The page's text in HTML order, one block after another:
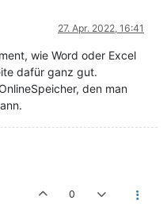
27. Apr. 2022, 16:41
wie Word oder Excel
dafür ganz gut.
den man
0